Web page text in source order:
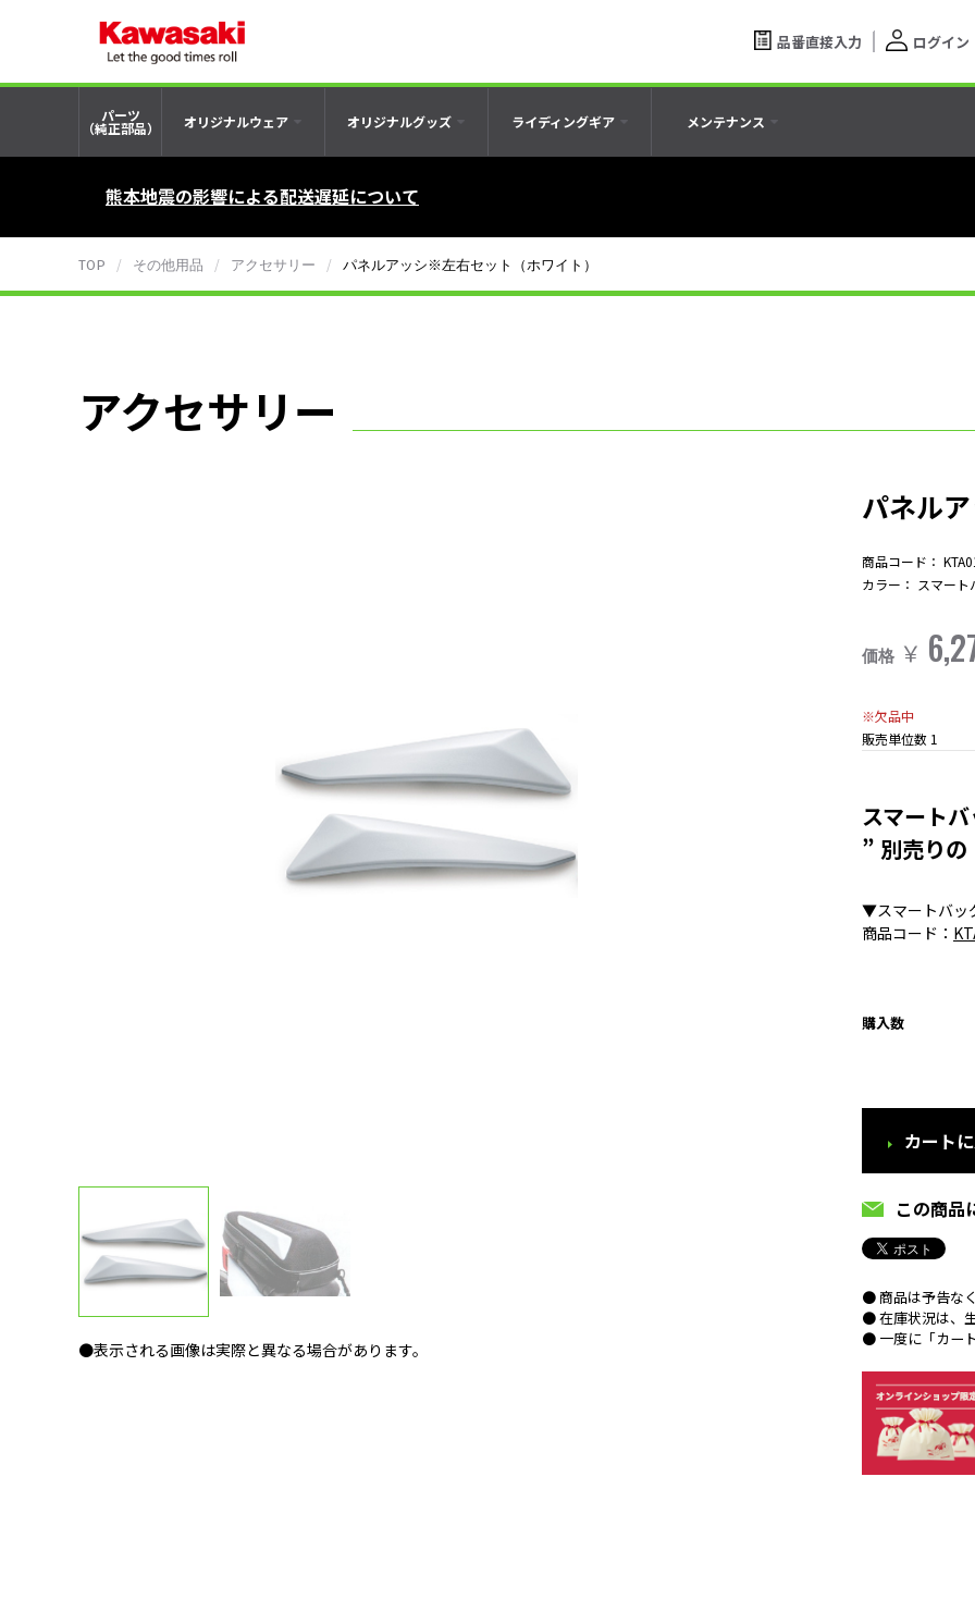
品番直接入力 ログイン
パーツ
（純正部品） オリジナルウェア オリジナルグッズ ライディングギア メンテナンス
熊本地震の影響による配送遅延について
TOP その他用品 アクセサリー パネルアッシ※左右セット（ホワイト）
アクセサリー
●表示される画像は実際と異なる場合があります。
パネル
商品コード：
カラー： スマート
価格 ￥
※欠品中
販売単位数 1
スマート
” 別売り
▼スマートバッ
商品コード：
購入数
カート
この商品
● 商品は予告な
● 在庫状況は、
● 一度に「カー